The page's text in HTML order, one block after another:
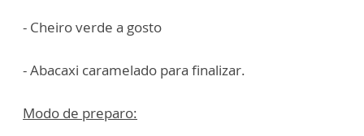
- Cheiro verde a gosto
- Abacaxi caramelado para finalizar.
Modo de preparo: